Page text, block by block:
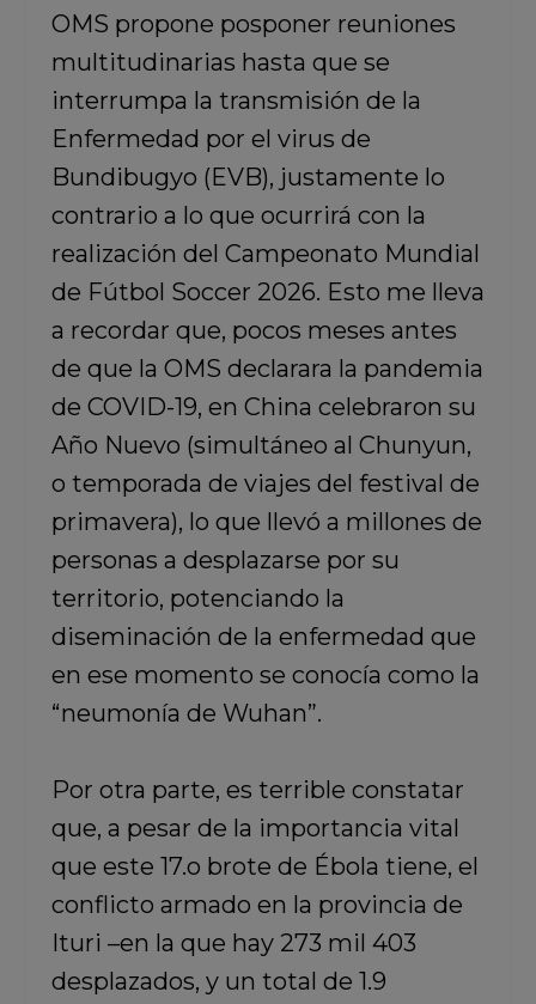
OMS propone posponer reuniones
multitudinarias hasta que se
interrumpa la transmisión de la
Enfermedad por el virus de
Bundibugyo (EVB), justamente lo
contrario a lo que ocurrirá con la
realización del Campeonato Mundial
de Fútbol Soccer 2026. Esto me lleva
a recordar que, pocos meses antes
de que la OMS declarara la pandemia
de COVID-19, en China celebraron su
Año Nuevo (simultáneo al Chunyun,
o temporada de viajes del festival de
primavera), lo que llevó a millones de
personas a desplazarse por su
territorio, potenciando la
diseminación de la enfermedad que
en ese momento se conocía como la
“neumonía de Wuhan”.
Por otra parte, es terrible constatar
que, a pesar de la importancia vital
que este 17.o brote de Ébola tiene, el
conflicto armado en la provincia de
Ituri –en la que hay 273 mil 403
desplazados, y un total de 1.9